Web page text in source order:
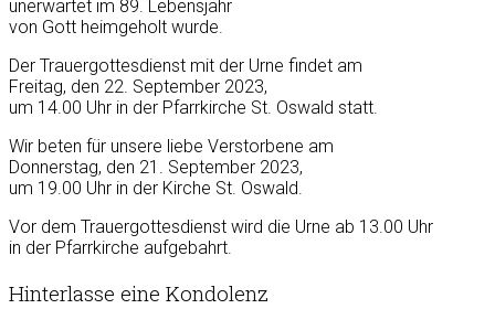
unerwartet im 89. Lebensjahr
von Gott heimgeholt wurde.
Der Trauergottesdienst mit der Urne findet am
Freitag, den 22. September 2023,
um 14.00 Uhr in der Pfarrkirche St. Oswald statt.
Wir beten für unsere liebe Verstorbene am
Donnerstag, den 21. September 2023,
um 19.00 Uhr in der Kirche St. Oswald.
Vor dem Trauergottesdienst wird die Urne ab 13.00 Uhr
in der Pfarrkirche aufgebahrt.
Hinterlasse eine Kondolenz